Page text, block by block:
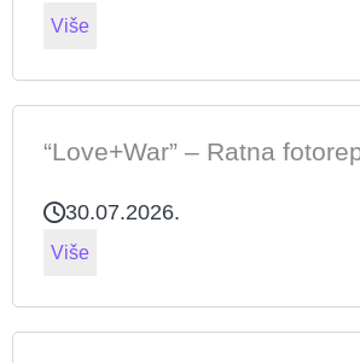
Više
“Love+War” – Ratna
30.07.2026.
Više